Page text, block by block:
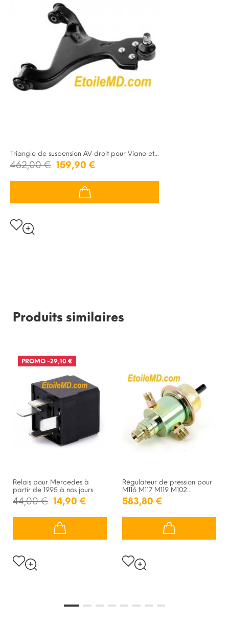
Triangle de suspension AV droit pour Viano et...
462,00 € 159,90 €
Produits similaires
PROMO -29,10 €
Relais pour Mercedes à
partir de 1995 à nos jours
44,00 € 14,90 €
Régulateur de pression pour
M116 M117 M119 M102...
583,80 €